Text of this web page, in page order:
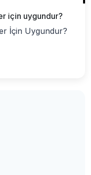
için uygundur?
İçin Uygundur?